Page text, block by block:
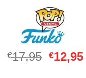
€17,95 €12,95